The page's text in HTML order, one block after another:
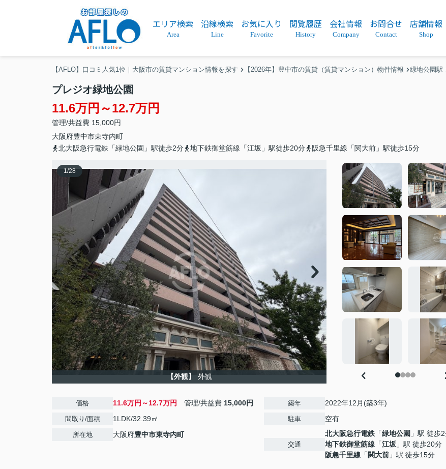
エリア検索
Area
沿線検索
Line
お気に入り
Favorite
閲覧履歴
History
会社情報
Company
お問合せ
Contact
店舗情報
Shop
【AFLO】口コミ人気1位｜大阪市の賃貸マンション情報を探す 【2026年】豊中市の賃貸（賃貸マンション）物件情報 緑地公園駅
プレジオ緑地公園
11.6万円～12.7万円
管理/共益費 15,000円
大阪府豊中市東寺内町
北大阪急行電鉄「緑地公園」駅徒歩2分
地下鉄御堂筋線「江坂」駅徒歩20分 阪急千里線「関大前」駅徒歩15分
1/28
【外観】 外観
価格 11.6万円～12.7万円 管理/共益費 15,000円
間取り/面積 1LDK/32.39㎡
所在地 大阪府豊中市東寺内町
築年 2022年12月(築3年)
駐車 空有
交通
北大阪急行電鉄 「緑地公園 」駅 徒歩
地下鉄御堂筋線 「江坂 」駅 徒歩20分
阪急千里線 「 関大前 」駅 徒歩15分